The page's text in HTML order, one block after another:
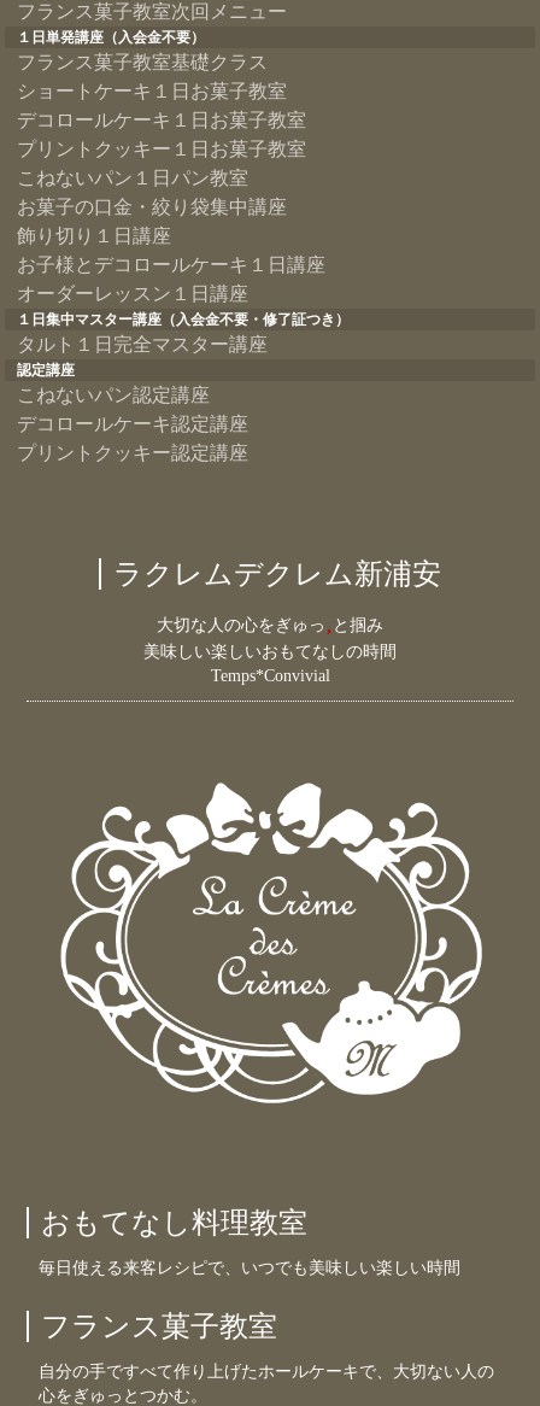
フランス菓子教室次回メニュー
１日単発講座（入会金不要）
フランス菓子教室基礎クラス
ショートケーキ１日お菓子教室
デコロールケーキ１日お菓子教室
プリントクッキー１日お菓子教室
こねないパン１日パン教室
お菓子の口金・絞り袋集中講座
飾り切り１日講座
お子様とデコロールケーキ１日講座
オーダーレッスン１日講座
１日集中マスター講座（入会金不要・修了証つき）
タルト１日完全マスター講座
認定講座
こねないパン認定講座
デコロールケーキ認定講座
プリントクッキー認定講座
ラクレムデクレム新浦安
大切な人の心をぎゅっ
と掴み
美味しい楽しいおもてなしの時間
Temps*Convivial
おもてなし料理教室
毎日使える来客レシピで、いつでも美味しい楽しい時間
フランス菓子教室
自分の手ですべて作り上げたホールケーキで、大切ない人の
心をぎゅっとつかむ。